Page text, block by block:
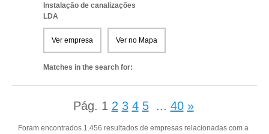
Instalação de canalizações
LDA
Ver empresa Ver no Mapa
Matches in the search for:
Pág. 1 2 3 4 5 ... 40 »
Foram encontrados 1.456 resultados de empresas relacionadas com a